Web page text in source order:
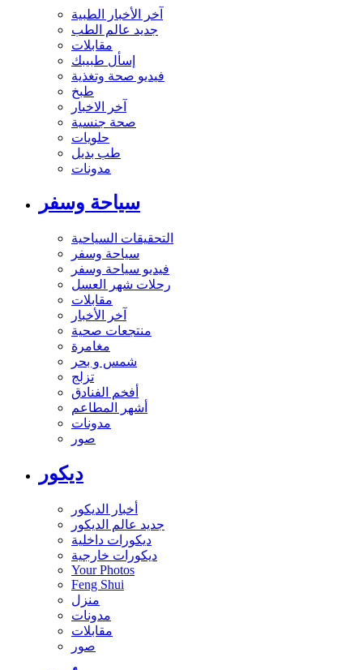
آخر الأخبار الطبية
جديد عالم الطب
مقابلات
إسأل طبيبك
فيديو صحة وتغذية
طبخ
آخر الاخبار
صحة جنسية
حلويات
طب بديل
مدونات
سياحة وسفر
التحقيقات السياحية
سياحة وسفر
فيديو سياحة وسفر
رحلات شهر العسل
مقابلات
آخر الأخبار
منتجعات صحية
مغامرة
شمس و بحر
تزلج
أفخم الفنادق
أشهر المطاعم
مدونات
صور
ديكور
أخبار الديكور
جديد عالم الديكور
ديكورات داخلية
ديكورات خارجية
Your Photos
Feng Shui
منزل
مدونات
مقابلات
صور